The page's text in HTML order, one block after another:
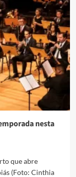
nesta
que abre
(Foto: Cinthia